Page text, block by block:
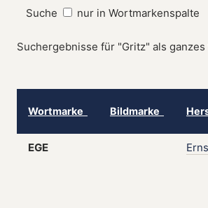
Suche nur in Wortmarkenspalte
Suchergebnisse für "Gritz" als ganzes
Wortmarke Bildmarke
EGE